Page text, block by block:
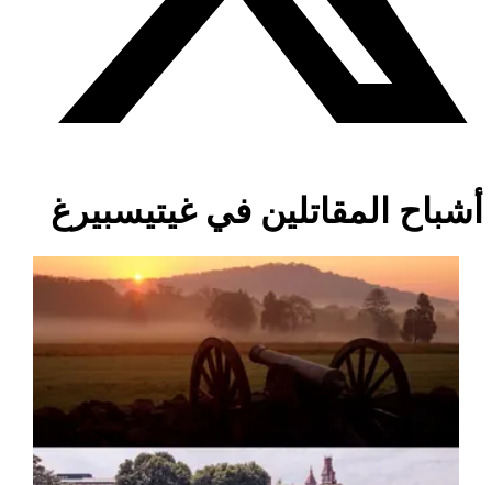
أشباح المقاتلين في غيتيسبيرغ